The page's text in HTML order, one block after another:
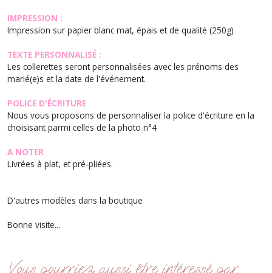
IMPRESSION :
Impression sur papier blanc mat, épais et de qualité (250g)
TEXTE PERSONNALISÉ :
Les collerettes seront personnalisées avec les prénoms des
marié(e)s et la date de l'événement.
POLICE D'ÉCRITURE
Nous vous proposons de personnaliser la police d'écriture en la
choisisant parmi celles de la photo n°4
A NOTER
Livrées à plat, et pré-pliées.
D'autres modèles dans la boutique
Bonne visite...
Vous pourriez aussi être intéressé par